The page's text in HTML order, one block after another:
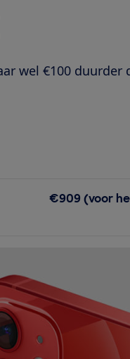
wel €100 duurder
€909 (voor